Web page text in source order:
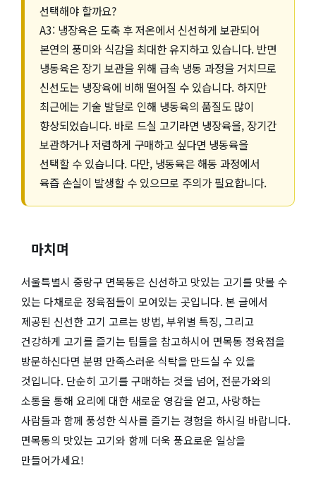
선택해야 할까요?
A3: 냉장육은 도축 후 저온에서 신선하게 보관되어
본연의 풍미와 식감을 최대한 유지하고 있습니다. 반면
냉동육은 장기 보관을 위해 급속 냉동 과정을 거치므로
신선도는 냉장육에 비해 떨어질 수 있습니다. 하지만
최근에는 기술 발달로 인해 냉동육의 품질도 많이
향상되었습니다. 바로 드실 고기라면 냉장육을, 장기간
보관하거나 저렴하게 구매하고 싶다면 냉동육을
선택할 수 있습니다. 다만, 냉동육은 해동 과정에서
육즙 손실이 발생할 수 있으므로 주의가 필요합니다.
마치며
서울특별시 중랑구 면목동은 신선하고 맛있는 고기를 맛볼 수
있는 다채로운 정육점들이 모여있는 곳입니다. 본 글에서
제공된 신선한 고기 고르는 방법, 부위별 특징, 그리고
건강하게 고기를 즐기는 팁들을 참고하시어 면목동 정육점을
방문하신다면 분명 만족스러운 식탁을 만드실 수 있을
것입니다. 단순히 고기를 구매하는 것을 넘어, 전문가와의
소통을 통해 요리에 대한 새로운 영감을 얻고, 사랑하는
사람들과 함께 풍성한 식사를 즐기는 경험을 하시길 바랍니다.
면목동의 맛있는 고기와 함께 더욱 풍요로운 일상을
만들어가세요!